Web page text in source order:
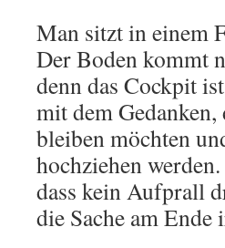
Man sitzt in einem
Der Boden kommt
denn das Cockpit
mit dem
bleiben möchten
hochziehen
dass kein Aufprall
die Sache am Ende